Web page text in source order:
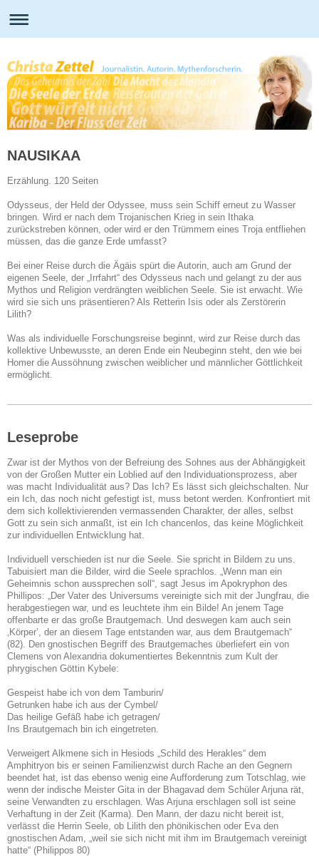
NAUSIKAA
Erzählung. 120 Seiten
Odysseus, der Held der Odyssee, muss sein Schiff erneut zu Wasser
bringen. Wird er nach dem Trojanischen Krieg in sein Ithaka
zurückstreben können, oder wird er den Trümmern eines Troja entfliehen
müssen, das die ganze Erde umfasst?
Bei einer Reise durch die Ägäis spürt die Autorin, auch am Grund der
eigenen Seele, der „Irrfahrt“ des Odysseus nach und gelangt zu der aus
Mythos und Religion verdrängten weiblichen Seele. Sie ist erwacht. Wie
wird sie sich uns präsentieren? Als Retterin Isis oder als Zerstörerin
Lilith?
Was als individuelle Forschungsreise beginnt, wird zur Reise durch das
kollektive Unbewusste, an deren Ende ein Neubeginn steht, den wie bei
Homer die Aussöhnung zwischen weiblicher und männlicher Göttlichkeit
ermöglicht.
Leseprobe
Zwar ist der Mythos von der Befreiung des Sohnes aus der Abhängigkeit
von der Großen Mutter ein Loblied auf den Individuationsprozess, aber
was macht Individualität aus? Das Ich? Es lässt sich gleichschalten. Nur
ein Ich, das noch nicht gefestigt ist, muss betont werden. Konfrontiert mit
dem sich kollektivierenden vermassenden Charakter, der alles, selbst
Gott zu sein sich anmaßt, ist ein Ich chancenlos, das keine Möglichkeit
zur individuellen Entwicklung hat.
Individuell verschieden ist nur die Seele. Sie spricht in Bildern zu uns.
Tabuisiert man die Bilder, wird die Seele sprachlos. „Wenn man ein
Geheimnis schon aussprechen soll“, sagt Jesus im Apokryphon des
Phillipos: „Der Vater des Universums vereinigte sich mit der Jungfrau, die
herabgestiegen war, und es leuchtete ihm ein Bilde! An jenem Tage
offenbarte er das große Brautgemach. Und deswegen kam auch sein
‚Körper’, der an diesem Tage entstanden war, aus dem Brautgemach“
(82). Den gnostischen Begriff des Brautgemaches überliefert ein von
Clemens von Alexandria dokumentiertes Bekenntnis zum Kult der
phrygischen Göttin Kybele:
Gespeist habe ich von dem Tamburin/
Getrunken habe ich aus der Cymbel/
Das heilige Gefäß habe ich getragen/
Ins Brautgemach bin ich eingetreten.
Verweigert Alkmene sich in Hesiods „Schild des Herakles“ dem
Amphitryon bis er seinen Familienzwist durch Rache an den Gegnern
beendet hat, ist das ebenso wenig eine Aufforderung zum Totschlag, wie
wenn der indische Meister Gita in der Bhagavad dem Schüler Arjuna rät,
seine Verwandten zu erschlagen. Was Arjuna erschlagen soll ist seine
Verhaftung in der Zeit (Karma). Den Mann, der dazu nicht bereit ist,
verlässt die Herrin Seele, ob Lilith den phönikischen oder Eva den
gnostischen Adam, „weil sie sich nicht mit ihm im Brautgemach vereinigt
hatte“ (Philippos 80)